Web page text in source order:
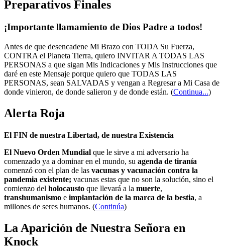
Preparativos Finales
¡Importante llamamiento de Dios Padre a todos!
Antes de que desencadene Mi Brazo con TODA Su Fuerza,
CONTRA el Planeta Tierra, quiero INVITAR A TODAS LAS
PERSONAS a que sigan Mis Indicaciones y Mis Instrucciones que
daré en este Mensaje porque quiero que TODAS LAS
PERSONAS, sean SALVADAS y vengan a Regresar a Mi Casa de
donde vinieron, de donde salieron y de donde están. (Continua...)
Alerta Roja
El FIN de nuestra Libertad, de nuestra Existencia
El Nuevo Orden Mundial que le sirve a mi adversario ha
comenzado ya a dominar en el mundo, su agenda de tiranía
comenzó con el plan de las vacunas y vacunación contra la
pandemia existente; vacunas estas que no son la solución, sino el
comienzo del holocausto que llevará a la muerte,
transhumanismo e implantación de la marca de la bestia, a
millones de seres humanos. (Continúa)
La Aparición de Nuestra Señora en
Knock